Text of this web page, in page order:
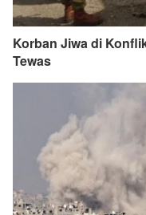
Korban Jiwa di
Tewas